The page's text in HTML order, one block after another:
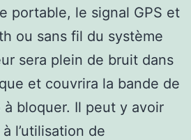
portable, le signal GPS et
ou sans fil du système
sera plein de bruit dans
et couvrira la bande de
bloquer. Il peut y avoir
l’utilisation de